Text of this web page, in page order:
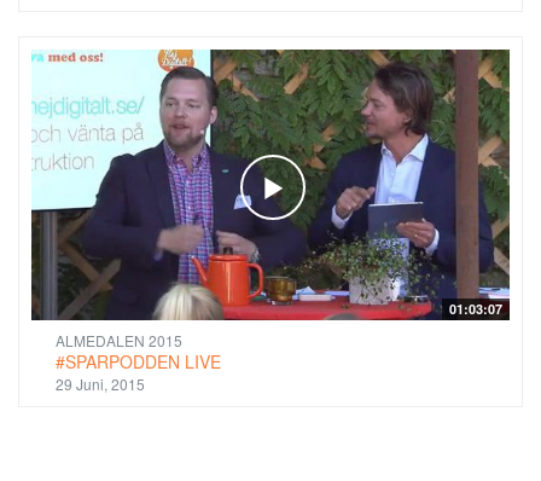
01:03:07
ALMEDALEN 2015
#SPARPODDEN LIVE
29 Juni, 2015